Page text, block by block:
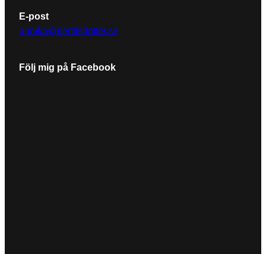
E-post
annika@bertilsdotter.se
Följ mig på Facebook